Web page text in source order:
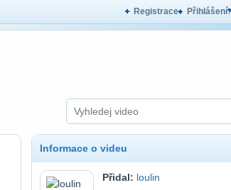
Registrace Přihlášení
Informace o videu
Přidal: loulin